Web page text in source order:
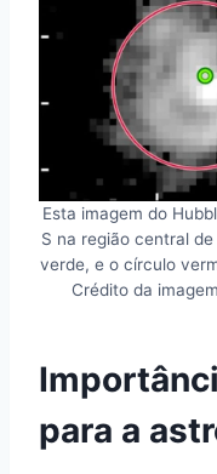
Esta imagem do
S na região central
verde, e o círculo
Crédito da
para a